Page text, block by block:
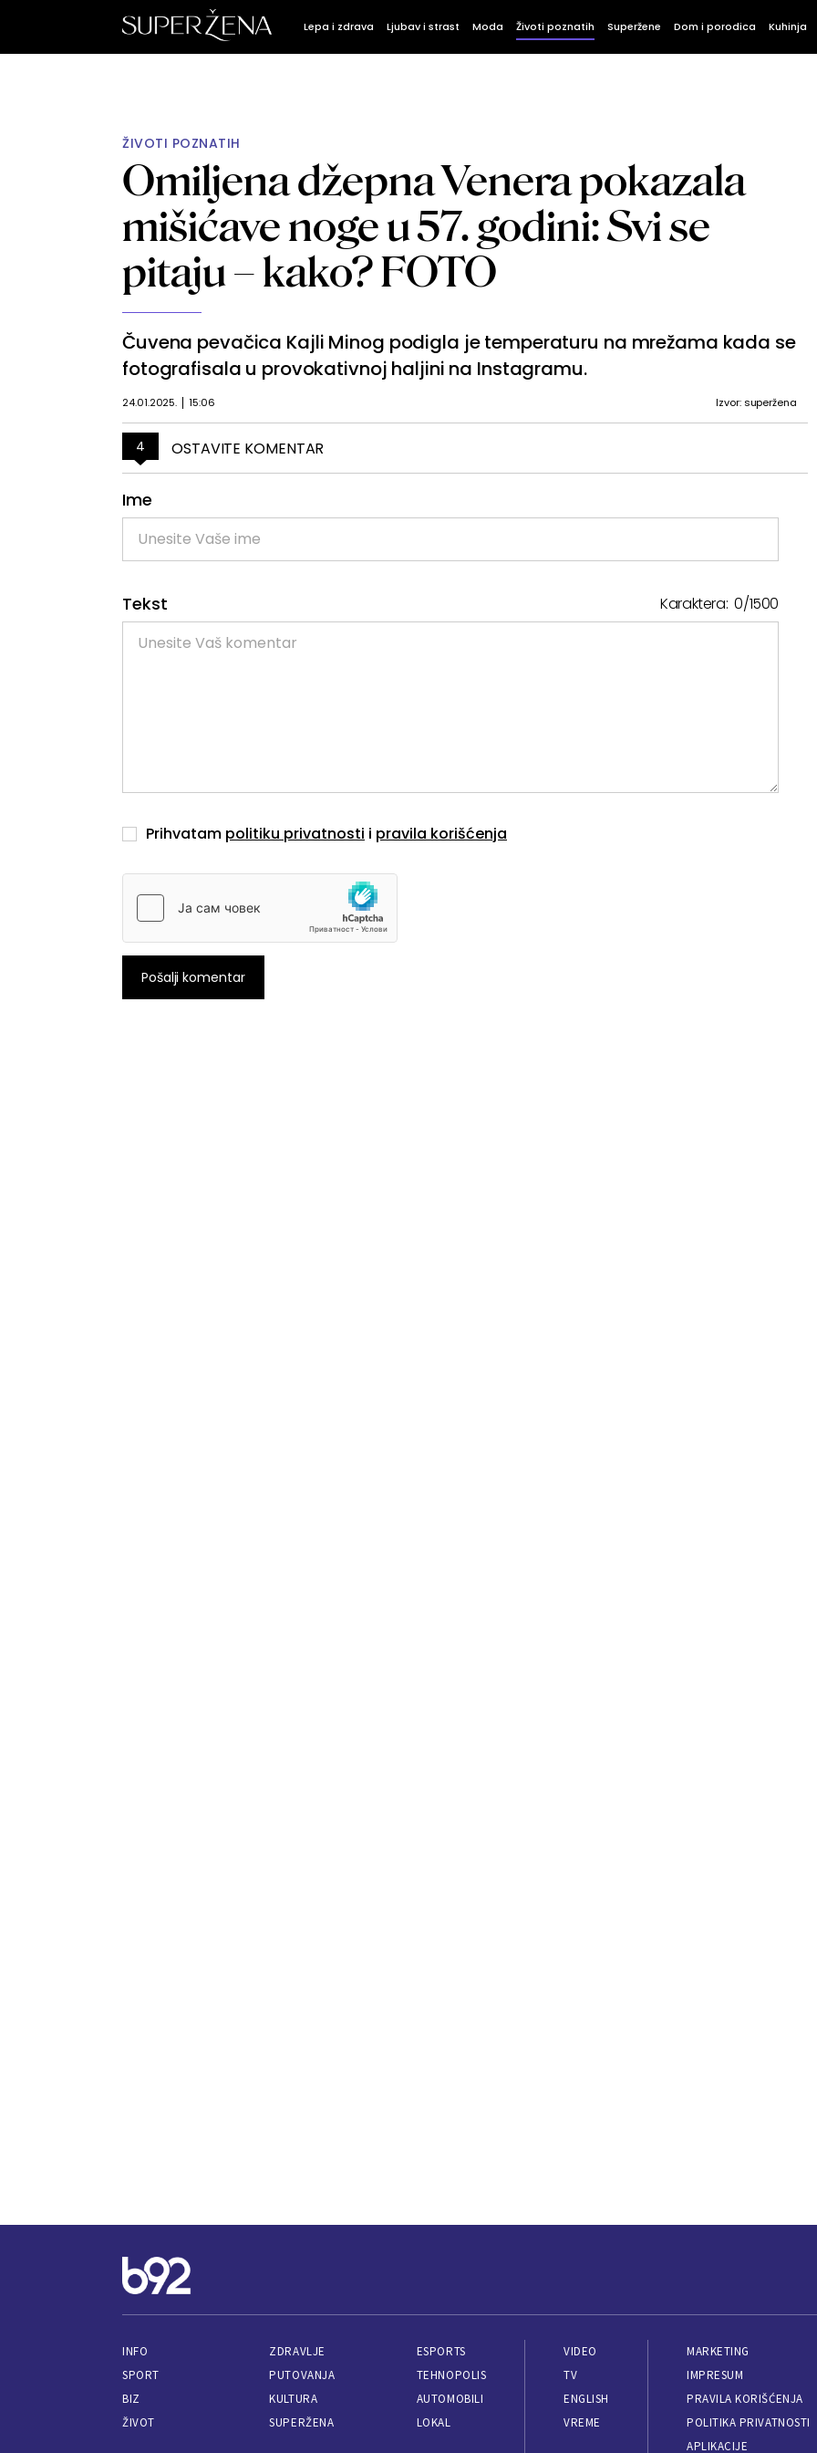
Lepa i zdrava Ljubav i strast Moda Životi poznatih Superžene Dom i porodica Kuhinja
ŽIVOTI POZNATIH
Omiljena džepna Venera pokazala
mišićave noge u 57. godini: Svi se
pitaju – kako? FOTO
Čuvena pevačica Kajli Minog podigla je temperaturu na mrežama kada se
fotografisala u provokativnoj haljini na Instagramu.
24.01.2025. 15:06 Izvor: superžena
4 OSTAVITE KOMENTAR
Ime
Tekst Karaktera:0/1500
Prihvatam politiku privatnosti i pravila korišćenja
Pošalji komentar
INFO
SPORT
BIZ
ŽIVOT
ZDRAVLJE
PUTOVANJA
KULTURA
SUPERŽENA
ESPORTS
TEHNOPOLIS
AUTOMOBILI
LOKAL
VIDEO
TV
ENGLISH
VREME
MARKETING
IMPRESUM
PRAVILA KORIŠĆENJA
POLITIKA PRIVATNOSTI
APLIKACIJE